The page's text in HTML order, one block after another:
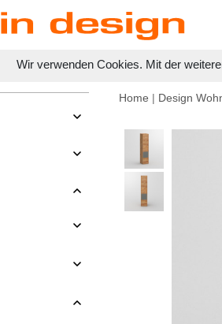
Wir verwenden Cookies. Mit der
Home | Design